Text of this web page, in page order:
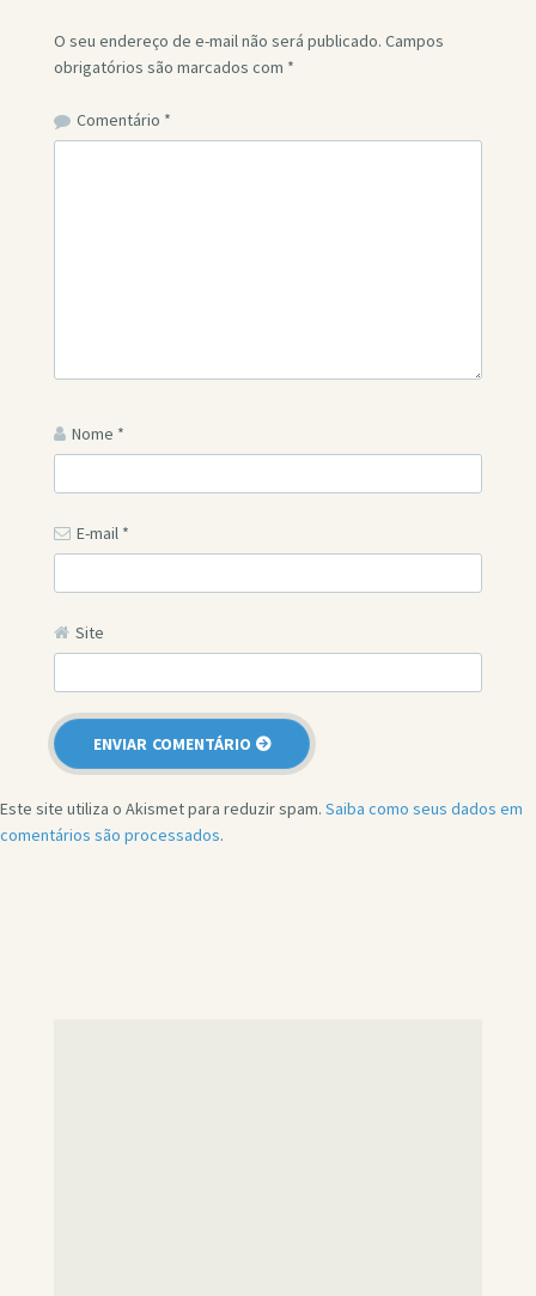
O seu endereço de e-mail não será publicado. Campos
obrigatórios são marcados com *
Comentário *
Nome *
E-mail *
Site
Este site utiliza o Akismet para reduzir spam. Saiba como seus dados em
comentários são processados.